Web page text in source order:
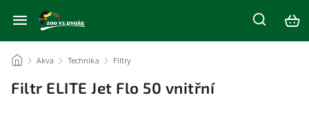
/ Akva / Technika / Filtry
Filtr ELITE Jet Flo 50 vnitřní